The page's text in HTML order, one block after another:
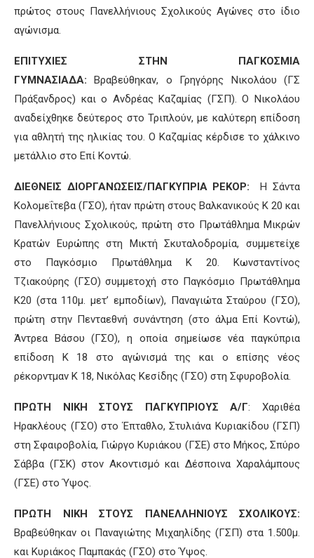
πρώτος στους Πανελλήνιους Σχολικούς Αγώνες στο ίδιο
αγώνισμα.
ΕΠΙΤΥΧΙΕΣ ΣΤΗΝ ΠΑΓΚΟΣΜΙΑ
ΓΥΜΝΑΣΙΑΔΑ:Βραβεύθηκαν, ο Γρηγόρης Νικολάου (ΓΣ
Πράξανδρος) και ο Ανδρέας Καζαμίας (ΓΣΠ). Ο Νικολάου
αναδείχθηκε δεύτερος στο Τριπλούν, με καλύτερη επίδοση
για αθλητή της ηλικίας του. Ο Καζαμίας κέρδισε το χάλκινο
μετάλλιο στο Επί Κοντώ.
ΔΙΕΘΝΕΙΣ ΔΙΟΡΓΑΝΩΣΕΙΣ/ΠΑΓΚΥΠΡΙΑ ΡΕΚΟΡ:
Η Σάντα
Κολομεΐτεβα (ΓΣΟ), ήταν πρώτη στους Βαλκανικούς Κ 20 και
Πανελλήνιους Σχολικούς, πρώτη στο Πρωτάθλημα Μικρών
Κρατών Ευρώπης στη Μικτή Σκυταλοδρομία, συμμετείχε
στο Παγκόσμιο Πρωτάθλημα Κ 20. Κωνσταντίνος
Τζιακούρης (ΓΣΟ) συμμετοχή στο Παγκόσμιο Πρωτάθλημα
Κ20 (στα 110μ. μετ’ εμποδίων), Παναγιώτα Σταύρου (ΓΣΟ),
πρώτη στην Πενταεθνή συνάντηση (στο άλμα Επί Κοντώ),
Άντρεα Βάσου (ΓΣΟ), η οποία σημείωσε νέα παγκύπρια
επίδοση Κ 18 στο αγώνισμά της και ο επίσης νέος
ρέκορντμαν Κ 18, Νικόλας Κεσίδης (ΓΣΟ) στη Σφυροβολία.
ΠΡΩΤΗ ΝΙΚΗ ΣΤΟΥΣ ΠΑΓΚΥΠΡΙΟΥΣ Α/Γ: Χαριθέα
Ηρακλέους (ΓΣΟ) στο Έπταθλο, Στυλιάνα Κυριακίδου (ΓΣΠ)
στη Σφαιροβολία, Γιώργο Κυριάκου (ΓΣΕ) στο Μήκος, Σπύρο
Σάββα (ΓΣΚ) στον Ακοντισμό και Δέσποινα Χαραλάμπους
(ΓΣΕ) στο Ύψος.
ΠΡΩΤΗ ΝΙΚΗ ΣΤΟΥΣ ΠΑΝΕΛΛΗΝΙΟΥΣ ΣΧΟΛΙΚΟΥΣ:
Βραβεύθηκαν οι Παναγιώτης Μιχαηλίδης (ΓΣΠ) στα 1.500μ.
και Κυριάκος Παμπακάς (ΓΣΟ) στο Ύψος.